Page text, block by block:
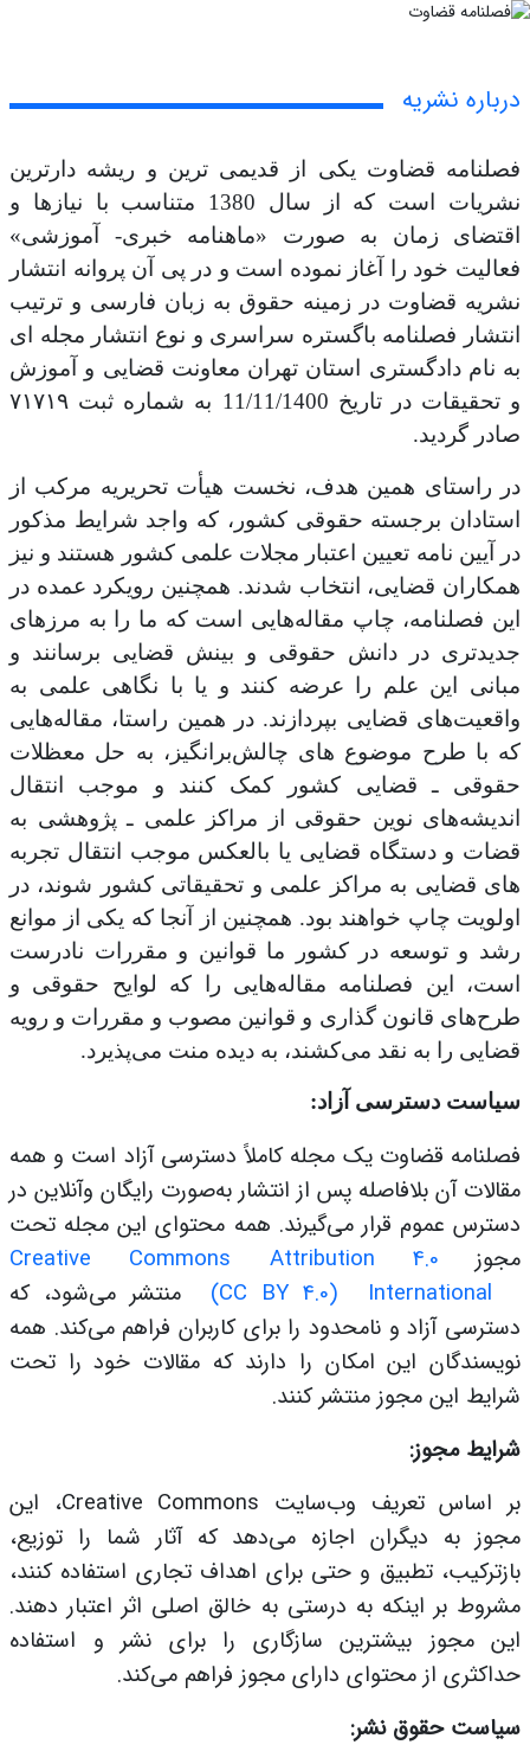
درباره نشریه
فصلنامه قضاوت یکی از قدیمی ترین و ریشه دارترین
نشریات است که از سال 1380 متناسب با نیازها و
اقتضای زمان به صورت «ماهنامه خبری- آموزشی»
فعالیت خود را آغاز نموده است و در پی آن پروانه انتشار
نشریه قضاوت در زمینه حقوق به زبان فارسی و ترتیب
انتشار فصلنامه باگستره سراسری و نوع انتشار مجله ای
به نام دادگستری استان تهران معاونت قضایی و آموزش
و تحقیقات در تاریخ 11/11/1400 به شماره ثبت ۷۱۷۱۹
صادر گردید.
در راستای همین هدف، نخست هیأت تحریریه مرکب از
استادان برجسته حقوقی کشور، که واجد شرایط مذکور
در آیین نامه تعیین اعتبار مجلات علمی کشور هستند و نیز
همکاران قضایی، انتخاب شدند. همچنین رویکرد عمده در
این فصلنامه، چاپ مقاله‌هایی است که ما را به مرزهای
جدیدتری در دانش حقوقی و بینش قضایی برسانند و
مبانی این علم را عرضه کنند و یا با نگاهی علمی به
واقعیت‌های قضایی بپردازند. در همین راستا، مقاله‌هایی
که با طرح موضوع‏ های چالش‌برانگیز، به حل معظلات
حقوقی ـ قضایی کشور کمک کنند و موجب انتقال
اندیشه‌های نوین حقوقی از مراکز علمی ـ پژوهشی به
قضات و دستگاه قضایی یا بالعکس موجب انتقال تجربه
های قضایی به مراکز علمی و تحقیقاتی کشور شوند، در
اولویت چاپ خواهند بود. همچنین از آنجا که یکی از موانع
رشد و توسعه در کشور ما قوانین و مقررات نادرست
است، این فصلنامه مقاله‌هایی را که لوایح حقوقی و
طرح‌های قانون ­گذاری و قوانین مصوب و مقررات و رویه
قضایی را به نقد می‌کشند، به دیده منت می‌پذیرد.
سیاست دسترسی آزاد:
فصلنامه قضاوت یک مجله کاملاً دسترسی آزاد است و همه
مقالات آن بلافاصله پس از انتشار به‌صورت رایگان وآنلاین در
دسترس عموم قرار می‌گیرند. همه محتوای این مجله تحت
مجوز
Creative Commons Attribution 4.0
International
(CC BY 4.0)
منتشر می‌شود، که
دسترسی آزاد و نامحدود را برای کاربران فراهم می‌کند. همه
نویسندگان این امکان را دارند که مقالات خود را تحت
شرایط این مجوز منتشر کنند.
شرایط مجوز:
بر اساس تعریف وب‌سایت Creative Commons، این
مجوز به دیگران اجازه می‌دهد که آثار شما را توزیع،
بازترکیب، تطبیق و حتی برای اهداف تجاری استفاده کنند،
مشروط بر اینکه به درستی به خالق اصلی اثر اعتبار دهند.
این مجوز بیشترین سازگاری را برای نشر و استفاده
حداکثری از محتوای دارای مجوز فراهم می‌کند.
سیاست حقوق نشر: